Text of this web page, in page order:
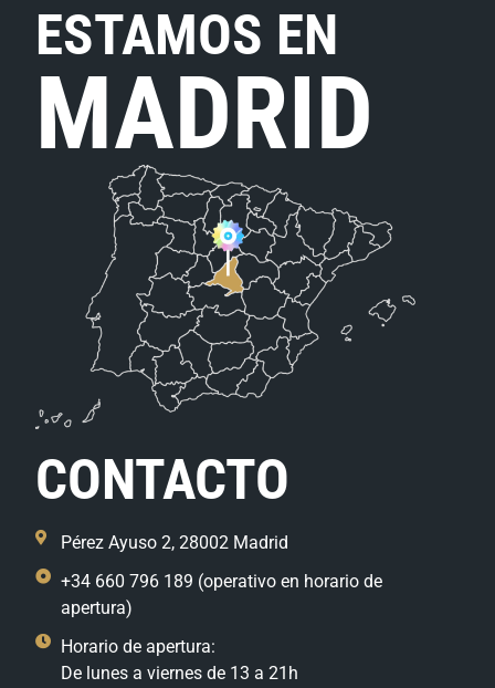
ESTAMOS EN
MADRID
CONTACTO
Pérez Ayuso 2, 28002 Madrid
+34 660 796 189 (operativo en horario de
apertura)
Horario de apertura:
De lunes a viernes de 13 a 21h